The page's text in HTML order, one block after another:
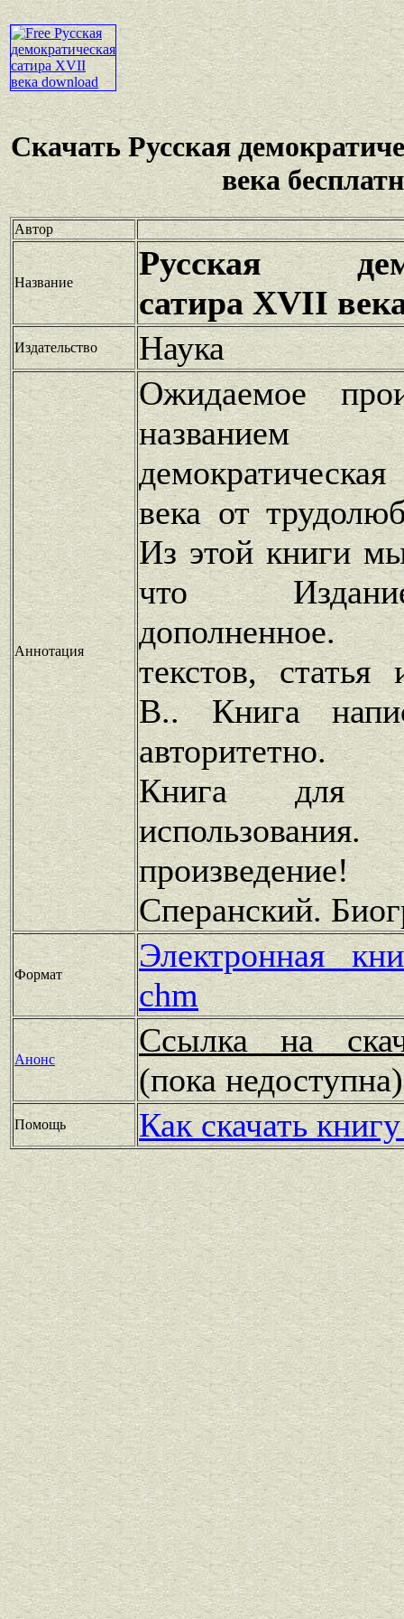
Скачать Русская
века
Автор
Название
Русская
сатира XVII
Издательство Наука
Аннотация
Ожидаемое
века от
Из этой книги
что
текстов, статья
В.. Книга
авторитетно.
Книга для
Сперанский.
Формат
Электронная
chm
Анонс
Ссылка на
(пока
Помощь Как скачать